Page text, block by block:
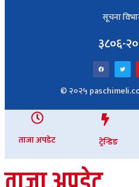
सूचना
३८०६-
© २०२५
ताजा अपडेट ट्रेन्डिङ